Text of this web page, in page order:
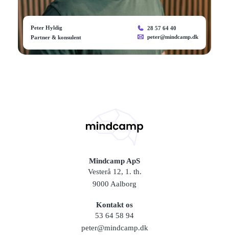
Peter Hyldig
Partner & konsulent
28 57 64 40
peter@mindcamp.dk
Mindcamp ApS
Vesterå 12, 1. th.
9000 Aalborg
Kontakt os
53 64 58 94
peter@mindcamp.dk